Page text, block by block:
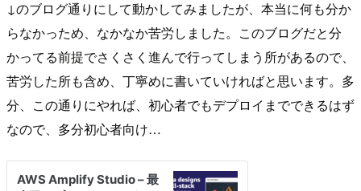
↓のブログ通りにして動かしてみましたが、本当に何も分か
らなかっため、なかなか苦労しました。このブログだと分
かってる前提でさくさく進んで行ってしまう所があるので、
苦労した所も含め、丁寧めに書いていければと思います。多
分、この通りにやれば、初心者でもデプロイまでできるはず
なので、多分初心者向け…